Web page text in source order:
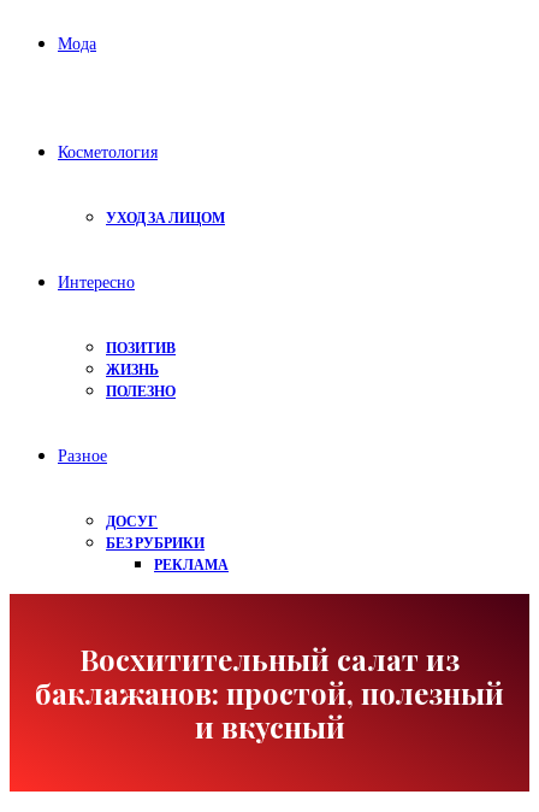
Мода
Косметология
УХОД ЗА ЛИЦОМ
Интересно
ПОЗИТИВ
ЖИЗНЬ
ПОЛЕЗНО
Разное
ДОСУГ
БЕЗ РУБРИКИ
РЕКЛАМА
Восхитительный салат из
баклажанов: простой, полезный
и вкусный